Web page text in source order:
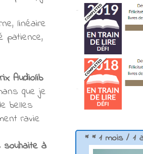
linéaire
patience,
Audiolib
que je
belles
ravie
souhaite à
* * 1 mois / 1